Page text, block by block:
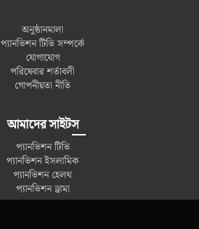
অনুষ্ঠানমালা
প্যানভিশন টিভি সম্পর্কে
যোগাযোগ
পরিষেবার শর্তাবলী
গোপনীয়তা নীতি
আমাদের সাইটস
প্যানভিশন টিভি
প্যানভিশন ইসলামিক
প্যানভিশন হেলথ
প্যানভিশন ড্রামা